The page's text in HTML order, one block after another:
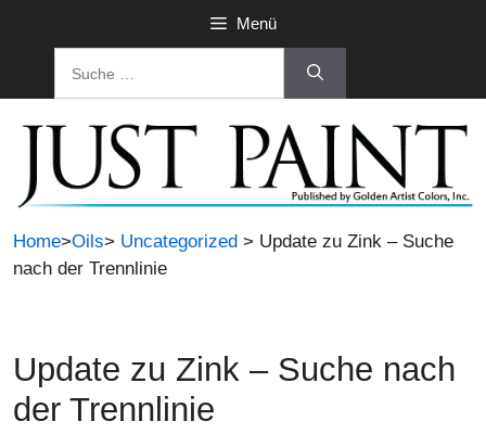
Menü
Home>Oils> Uncategorized > Update zu Zink – Suche
nach der Trennlinie
Update zu Zink – Suche nach
der Trennlinie